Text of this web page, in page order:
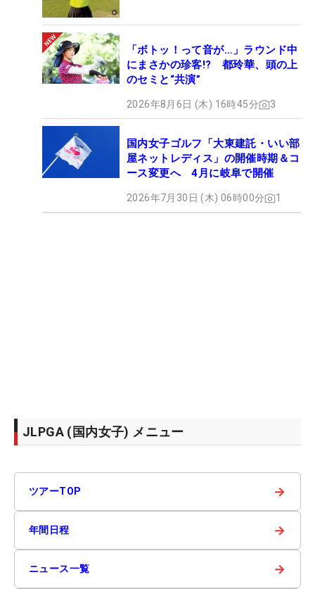
「ボトッ！って音が…」ラウンド中
にまさかの珍客!? 都玲華、頭の上
のセミと“共演”
2026年8月6日 (木) 16時45分 3
国内女子ゴルフ「大東建託・いい部
屋ネットレディス」の開催時期＆コ
ース変更へ 4月に岐阜で開催
2026年7月30日 (木) 06時00分 1
JLPGA (国内女子) メニュー
ツアーTOP →
年間日程 →
ニュース一覧 →